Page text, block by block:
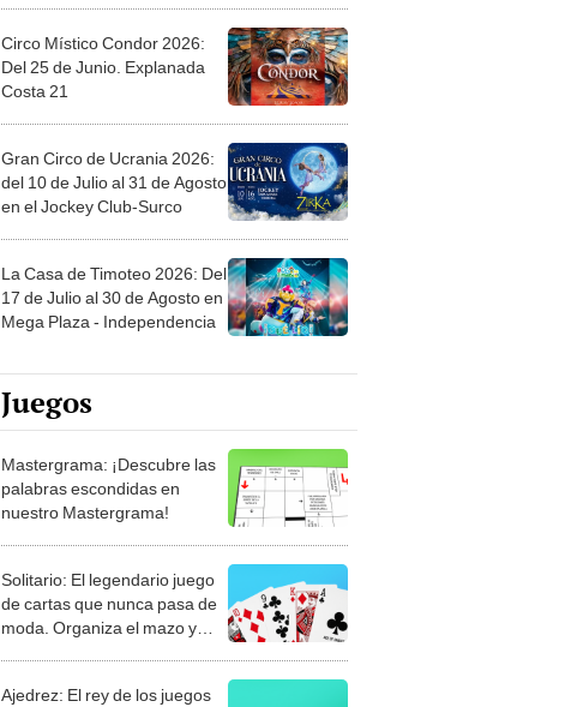
Circo Místico Condor 2026:
Del 25 de Junio. Explanada
Costa 21
Gran Circo de Ucrania 2026:
del 10 de Julio al 31 de Agosto
en el Jockey Club-Surco
La Casa de Timoteo 2026: Del
17 de Julio al 30 de Agosto en
Mega Plaza - Independencia
Juegos
Mastergrama: ¡Descubre las
palabras escondidas en
nuestro Mastergrama!
Solitario: El legendario juego
de cartas que nunca pasa de
moda. Organiza el mazo y
Ajedrez: El rey de los juegos